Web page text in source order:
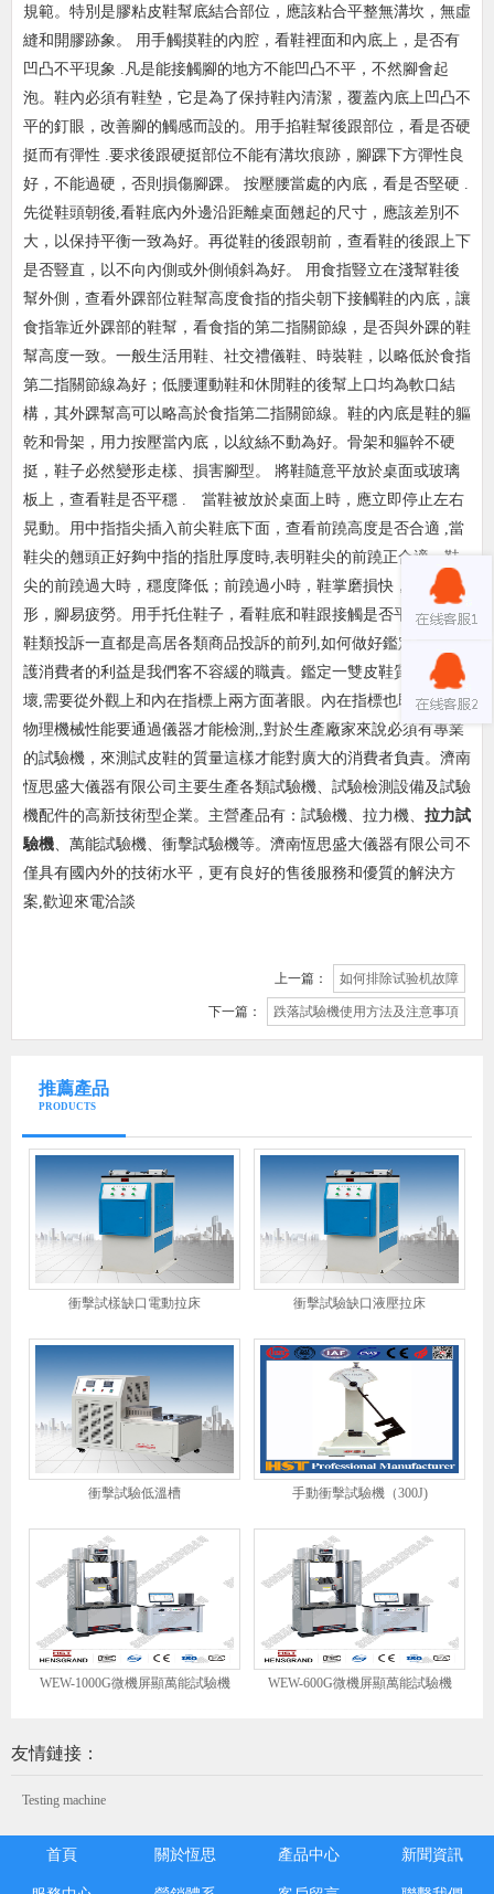
規範。特別是膠粘皮鞋幫底結合部位，應該粘合平整無溝坎，無虛
縫和開膠跡象。 用手觸摸鞋的內腔，看鞋裡面和內底上，是否有
凹凸不平現象 .凡是能接觸腳的地方不能凹凸不平，不然腳會起
泡。鞋內必須有鞋墊，它是為了保持鞋內清潔，覆蓋內底上凹凸不
平的釘眼，改善腳的觸感而設的。用手掐鞋幫後跟部位，看是否硬
挺而有彈性 .要求後跟硬挺部位不能有溝坎痕跡，腳踝下方彈性良
好，不能過硬，否則損傷腳踝。 按壓腰當處的內底，看是否堅硬 .
先從鞋頭朝後,看鞋底內外邊沿距離桌面翹起的尺寸，應該差別不
大，以保持平衡一致為好。再從鞋的後跟朝前，查看鞋的後跟上下
是否豎直，以不向內側或外側傾斜為好。 用食指豎立在淺幫鞋後
幫外側，查看外踝部位鞋幫高度食指的指尖朝下接觸鞋的內底，讓
食指靠近外踝部的鞋幫，看食指的第二指關節線，是否與外踝的鞋
幫高度一致。一般生活用鞋、社交禮儀鞋、時裝鞋，以略低於食指
第二指關節線為好；低腰運動鞋和休閒鞋的後幫上口均為軟口結
構，其外踝幫高可以略高於食指第二指關節線。鞋的內底是鞋的軀
乾和骨架，用力按壓當內底，以紋絲不動為好。骨架和軀幹不硬
挺，鞋子必然變形走樣、損害腳型。 將鞋隨意平放於桌面或玻璃
板上 ，查看鞋是否平穩 . 當鞋被放於桌面上時，應立即停止左右
晃動。用中指指尖插入前尖鞋底下面，查看前蹺高度是否合適 ,當
鞋尖的翹頭正好夠中指的指肚厚度時,表明鞋尖的前蹺正合適。 鞋
尖的前蹺過大時，穩度降低；前蹺過小時，鞋掌磨損快，鞋易變
形，腳易疲勞。用手托住鞋子，看鞋底和鞋跟接觸是否平穩 .
鞋類投訴一直都是高居各類商品投訴的前列,如何做好鑑定工作維
護消費者的利益是我們客不容緩的職責。鑑定一雙皮鞋質量的好
壞,需要從外觀上和內在指標上兩方面著眼。內在指標也即時鞋的
物理機械性能要通過儀器才能檢測,,對於生產廠家來說必須有專業
的試驗機，來測試皮鞋的質量這樣才能對廣大的消費者負責。濟南
恆思盛大儀器有限公司主要生產各類試驗機、試驗檢測設備及試驗
機配件的高新技術型企業。主營產品有：試驗機、拉力機、 拉力試
驗機 、萬能試驗機、衝擊試驗機等。濟南恆思盛大儀器有限公司不
僅具有國內外的技術水平，更有良好的售後服務和優質的解決方
案,歡迎來電洽談
上一篇： 如何排除试验机故障
下一篇： 跌落試驗機使用方法及注意事項
推薦產品
PRODUCTS
衝擊試樣缺口電動拉床 衝擊試驗缺口液壓拉床
衝擊試驗低溫槽 手動衝擊試驗機（300J)
WEW-1000G微機屏顯萬能試驗機 WEW-600G微機屏顯萬能試驗機
友情鏈接：
Testing machine
首頁 關於恆思 產品中心 新聞資訊